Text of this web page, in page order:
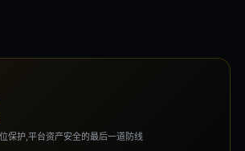
保护,平台资产安全的最后一道防线